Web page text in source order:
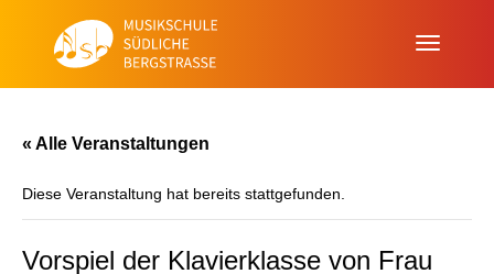
« Alle Veranstaltungen
Diese Veranstaltung hat bereits stattgefunden.
Vorspiel der Klavierklasse von Frau